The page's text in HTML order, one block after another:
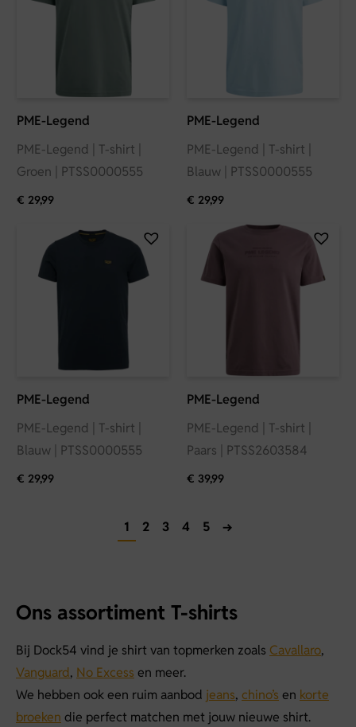
PME-Legend
PME-Legend | T-shirt |
Groen | PTSS0000555
€ 29,99
PME-Legend
PME-Legend | T-shirt |
Blauw | PTSS0000555
€ 29,99
PME-Legend
PME-Legend | T-shirt |
Blauw | PTSS0000555
€ 29,99
PME-Legend
PME-Legend | T-shirt |
Paars | PTSS2603584
€ 39,99
1 2 3 4 5 →
Ons assortiment T-shirts
Bij Dock54 vind je shirt van topmerken zoals Cavallaro,
Vanguard, No Excess en meer.
We hebben ook een ruim aanbod jeans, chino’s en korte
broeken die perfect matchen met jouw nieuwe shirt.